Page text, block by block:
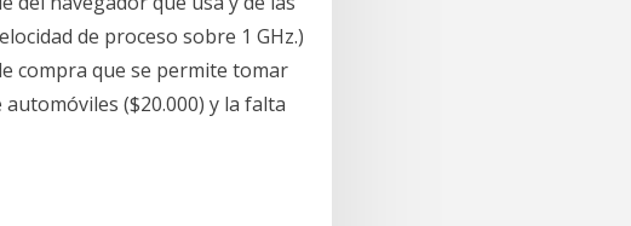
de proceso sobre 1 GHz.)
compra que se permite tomar
($20.000) y la falta